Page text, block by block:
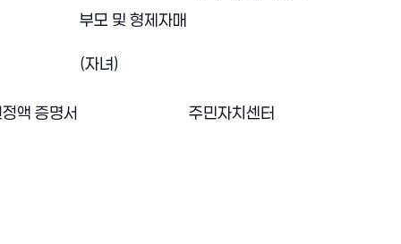
부모 및 형제자매
(자녀)
주민자치센터
액 증명서